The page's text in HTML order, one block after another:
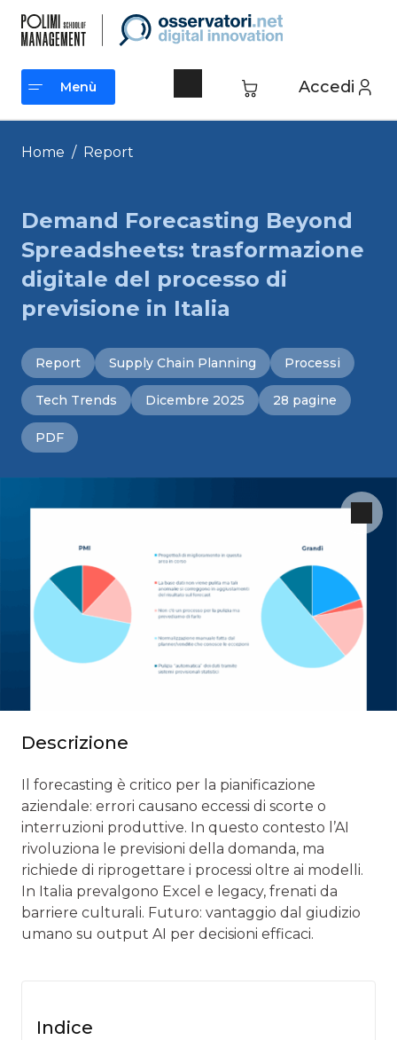
contenuto
Accedi
Menù
Menù
Home / Report
Demand Forecasting Beyond
Spreadsheets: trasformazione
digitale del processo di
previsione in Italia
Report Supply Chain Planning Processi
Tech Trends Dicembre 2025 28 pagine
PDF
Descrizione
Il forecasting è critico per la pianificazione
aziendale: errori causano eccessi di scorte o
interruzioni produttive. In questo contesto l’AI
rivoluziona le previsioni della domanda, ma
richiede di riprogettare i processi oltre ai modelli.
In Italia prevalgono Excel e legacy, frenati da
barriere culturali. Futuro: vantaggio dal giudizio
umano su output AI per decisioni efficaci.
Indice